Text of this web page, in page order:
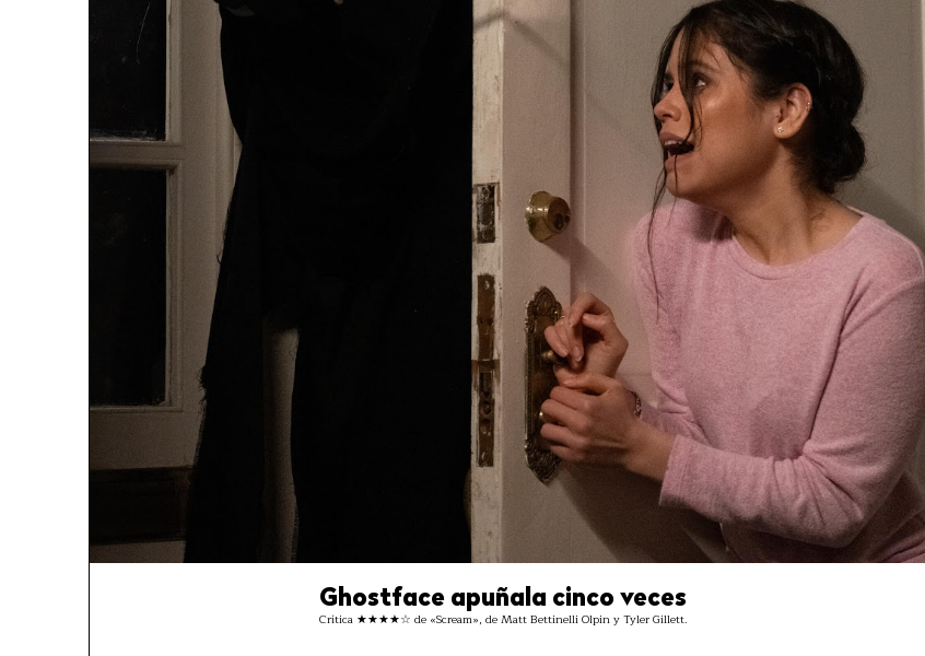
Ghostface apuñala cinco veces
Crítica ★★★★☆ de «Scream», de Matt Bettinelli Olpin y Tyler Gillett.